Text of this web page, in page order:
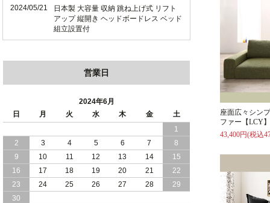
座面広々シン
ファー【LCY
43,400円(税込
2024/05/21
日本製 大容量 収納 跳ね上げ式 リフト
アップ 縦開き ヘッドボードレス ベッド
組立設置付
ド 組立設置 付き
日本製 収納 跳ね上げ式 リフトアップ
ベッド 縦開き ヘッドボード 組立設置サ
ービス付き
2024/04/23
すのこ の 床板 簡単 軽い コンパクトな
大容量 収納 跳ね上げ式 ベッド
2024/03/28
おすすめ クイーン キング ワイドキング
サイズ で 通気性ある すのこ仕様 大容
営業日
2024年6月
日
月 火 水 木 金
土
1
2
3 4 5 6 7
8
9
10 11 12 13 14
15
16
17 18 19 20 21
22
23
24 25 26 27 28
29
30